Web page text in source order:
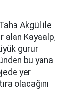
Akgül ile
alan Kayaalp,
gurur
bu yana
yer
olacağını